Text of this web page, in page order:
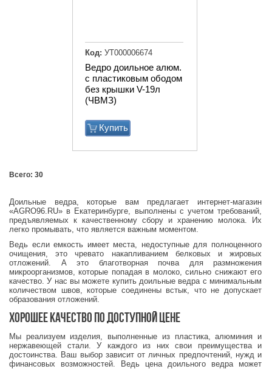
Ведро доильное алюм.
с пластиковым ободом
без крышки V-19л
(ЧВМЗ)
Купить
Код: УТ000006674
Всего: 30
Доильные ведра, которые вам предлагает интернет-магазин
«AGRO96.RU» в Екатеринбурге, выполнены с учетом требований,
предъявляемых к качественному сбору и хранению молока. Их
легко промывать, что является важным моментом.
Ведь если емкость имеет места, недоступные для полноценного
очищения, это чревато накапливанием белковых и жировых
отложений. А это благотворная почва для размножения
микроорганизмов, которые попадая в молоко, сильно снижают его
качество. У нас вы можете купить доильные ведра с минимальным
количеством швов, которые соединены встык, что не допускает
образования отложений.
Хорошее качество по доступной цене
Мы реализуем изделия, выполненные из пластика, алюминия и
нержавеющей стали. У каждого из них свои преимущества и
достоинства. Ваш выбор зависит от личных предпочтений, нужд и
финансовых возможностей. Ведь цена доильного ведра может